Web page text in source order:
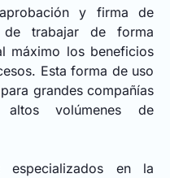
y firma de
de trabajar de forma
máximo los beneficios
Esta forma de uso
grandes compañías
altos volúmenes de
en la